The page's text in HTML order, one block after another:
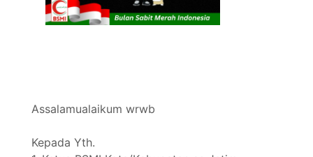
Assalamualaikum wrwb
Kepada Yth.